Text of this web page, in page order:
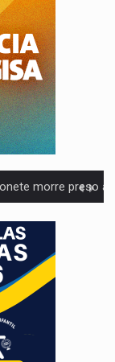
o fim de semana
do CV com arma e drogas
a APAE para ampliar ações
a drones durante
Itapuã do Oeste, CINEMAZÔNIA leva cinema
sábado (8) de calor